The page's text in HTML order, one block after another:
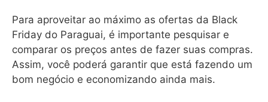
Para aproveitar ao máximo as ofertas da Black
Friday do Paraguai, é importante pesquisar e
comparar os preços antes de fazer suas compras.
Assim, você poderá garantir que está fazendo um
bom negócio e economizando ainda mais.